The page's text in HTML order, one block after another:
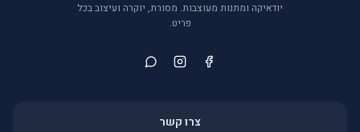
יודאיקה ומתנות מעוצבות. מסורת, יוקרה ועיצוב בכל
פריט.
צרו קשר